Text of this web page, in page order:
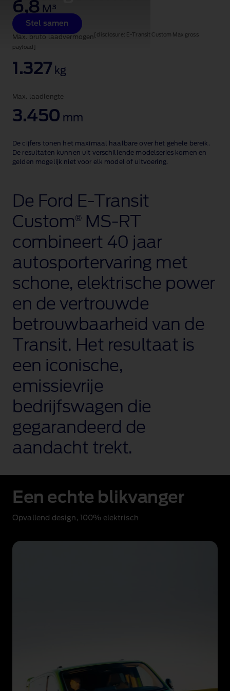
Stel samen
6,8 M³
Max. bruto laadvermogen [disclosure: E-Transit Custom Max gross
payload]
1.327 kg
Max. laadlengte
3.450 mm
De cijfers tonen het maximaal haalbare over het gehele bereik.
De resultaten kunnen uit verschillende modelseries komen en
gelden mogelijk niet voor elk model of uitvoering.
De Ford E‑Transit
Custom®MS‑RT
combineert 40 jaar
autosportervaring met
schone, elektrische power
en de vertrouwde
betrouwbaarheid van de
Transit. Het resultaat is
een iconische,
emissievrije
bedrijfswagen die
gegarandeerd de
aandacht trekt.
Een echte blikvanger
Opvallend design, 100% elektrisch